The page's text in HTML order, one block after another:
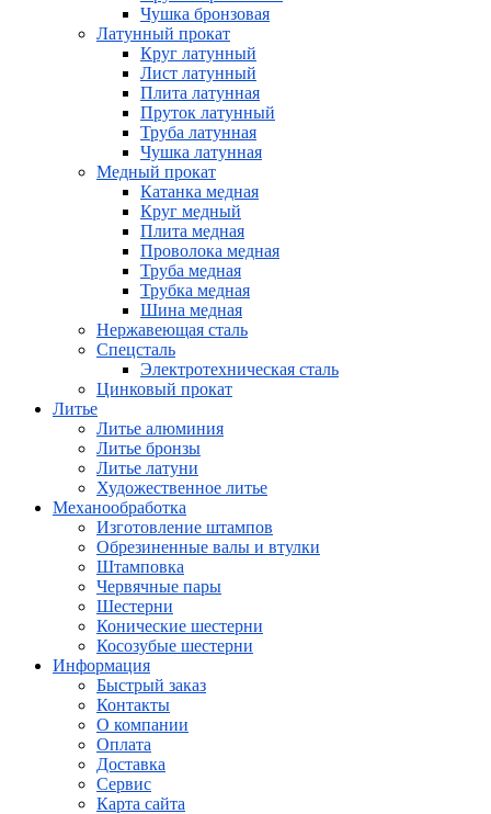
Чушка бронзовая
Латунный прокат
Круг латунный
Лист латунный
Плита латунная
Пруток латунный
Труба латунная
Чушка латунная
Медный прокат
Катанка медная
Круг медный
Плита медная
Проволока медная
Труба медная
Трубка медная
Шина медная
Нержавеющая сталь
Спецсталь
Электротехническая сталь
Цинковый прокат
Литье
Литье алюминия
Литье бронзы
Литье латуни
Художественное литье
Механообработка
Изготовление штампов
Обрезиненные валы и втулки
Штамповка
Червячные пары
Шестерни
Конические шестерни
Косозубые шестерни
Информация
Быстрый заказ
Контакты
О компании
Оплата
Доставка
Сервис
Карта сайта